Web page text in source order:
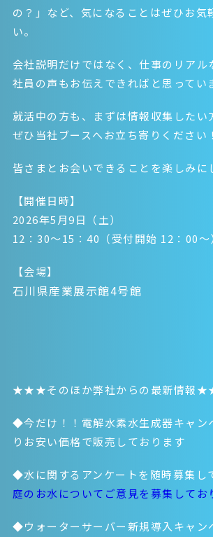
の？」など、気になることはぜひお気
い。
会社説明だけではなく、仕事のリアル
社員の声もお伝えできればと思ってい
就活中の方も、まずは情報収集したい
ぜひ当社ブースへお立ち寄りください！
皆さまとお会いできることを楽しみに
【開催日時】
2026年5月9日（土）
12：30～15：40（受付開始 12：00～
【会場】
石川県産業展示館4号館
★★★そのほか弊社からの最新情報
◆今だけ！！電解水素水生成器キャ
りお安い価格で販売しております
◆水に関するアンケートを随時募集
庭のお水についてご意見を募集してお
◆ウォーターサーバー新規導入キャン